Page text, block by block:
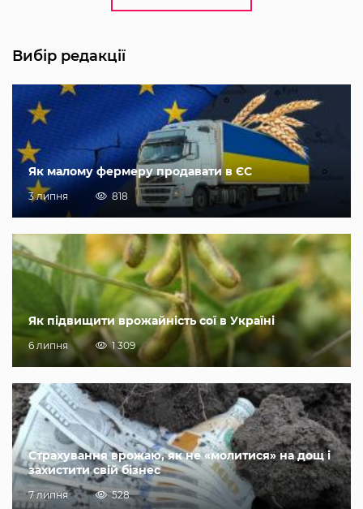
Вибір редакції
Як малому фермеру продавати в ЄС
3 липня 818
Як підвищити врожайність сої в Україні
6 липня 1 309
Страхування врожаю, як не «молитися» на дощ і
захистити свій бізнес
7 липня 528